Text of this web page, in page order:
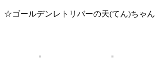
☆ゴールデンレトリバーの天(てん)ちゃん